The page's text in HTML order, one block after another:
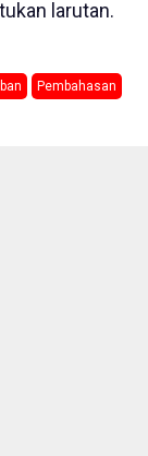
larutan.
Pembahasan